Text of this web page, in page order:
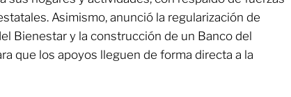
Asimismo, anunció la regularización de
Bienestar y la construcción de un Banco del
que los apoyos lleguen de forma directa a la